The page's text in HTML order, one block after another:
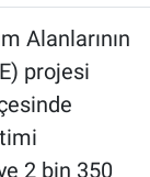
Alanlarının
projesi
2 bin 350